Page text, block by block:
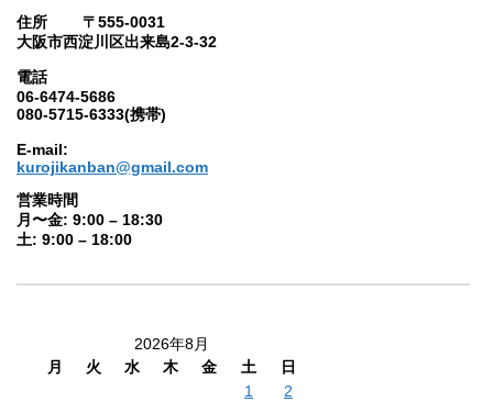
住所 〒555-0031
大阪市西淀川区出来島2-3-32
電話
06-6474-5686
080-5715-6333(携帯)
E-mail:
kurojikanban@gmail.com
営業時間
月〜金: 9:00 – 18:30
土: 9:00 – 18:00
2026年8月
月
火 水 木 金 土
日
1
2